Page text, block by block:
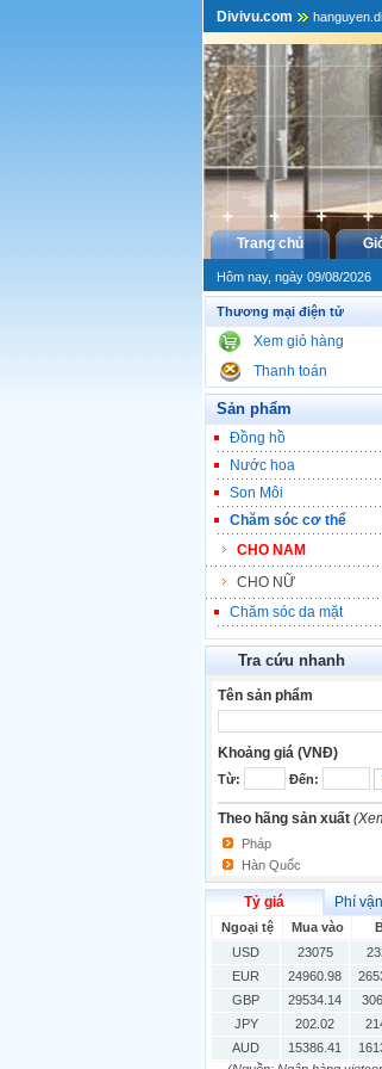
Divivu.com
Trang chủ
Hôm nay, ngày 09/08/2026
Thương mại điện tử
Xem giỏ hàng
Thanh toán
Sản phẩm
Đồng hồ
Nước hoa
Son Môi
Chăm sóc cơ thể
CHO NAM
CHO NỮ
Chăm sóc da mặt
Tra cứu nhanh
Tên sản phẩm
Khoảng giá (VNĐ)
Từ: Đến:
Theo hãng sản xuất
Pháp
Hàn Quốc
Tỷ giá Phí
Ngoại tệ Mua vào
USD
23075
EUR
24960.98
GBP
29534.14
JPY
202.02
AUD
15386.41